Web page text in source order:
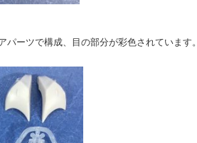
ーツで構成、目の部分が彩色されています。